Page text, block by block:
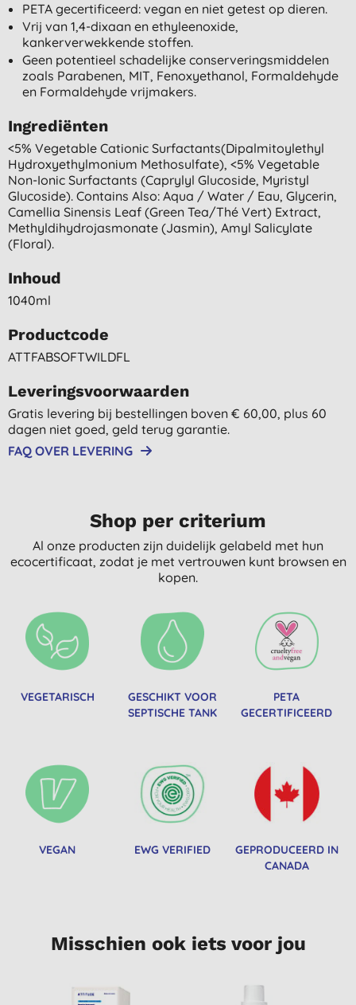
PETA gecertificeerd: vegan en niet getest op dieren.
Vrij van 1,4-dixaan en ethyleenoxide,
kankerverwekkende stoffen.
Geen potentieel schadelijke conserveringsmiddelen
zoals Parabenen, MIT, Fenoxyethanol, Formaldehyde
en Formaldehyde vrijmakers.
Ingrediënten
<5% Vegetable Cationic Surfactants(dipalmitoylethyl
Hydroxyethylmonium Methosulfate), <5% Vegetable
Non-Ionic Surfactants (caprylyl Glucoside, Myristyl
Glucoside). Contains Also: Aqua / Water / Eau, Glycerin,
Camellia Sinensis Leaf (green Tea/thé Vert) Extract,
Methyldihydrojasmonate (jasmin), Amyl Salicylate
(floral).
Inhoud
1040ml
Productcode
ATTFABSOFTWILDFL
Leveringsvoorwaarden
Gratis levering bij bestellingen boven € 60,00, plus 60
dagen niet goed, geld terug garantie.
FAQ OVER LEVERING
Shop per criterium
Al onze producten zijn duidelijk gelabeld met hun
ecocertificaat, zodat je met vertrouwen kunt browsen en
kopen.
VEGETARISCH
GESCHIKT VOOR
SEPTISCHE TANK
PETA
GECERTIFICEERD
VEGAN EWG VERIFIED
GEPRODUCEERD IN
CANADA
Misschien ook iets voor jou